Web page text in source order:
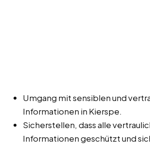
Umgang mit sensiblen und
Informationen in Kierspe.
Sicherstellen, dass alle
Informationen geschützt und